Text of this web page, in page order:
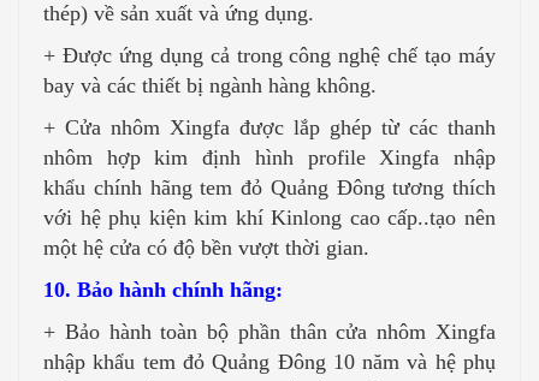
thép) về sản xuất và ứng dụng.
+ Được ứng dụng cả trong công nghệ chế tạo máy
bay và các thiết bị ngành hàng không.
+ Cửa nhôm Xingfa được lắp ghép từ các thanh
nhôm hợp kim định hình profile Xingfa nhập
khẩu chính hãng tem đỏ Quảng Đông tương thích
với hệ phụ kiện kim khí Kinlong cao cấp..tạo nên
một hệ cửa có độ bền vượt thời gian.
10. Bảo hành chính hãng:
+ Bảo hành toàn bộ phần thân cửa nhôm Xingfa
nhập khẩu tem đỏ Quảng Đông 10 năm và hệ phụ